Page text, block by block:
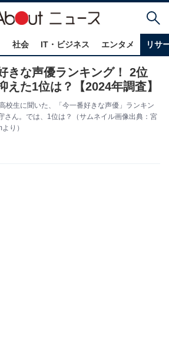
社会 IT・ビジネス エンタメ リサ
きな声優ランキング！ 2位
えた1位は？【2024年調査】
校生に聞いた、「今一番好きな声優」ランキン
さん。では、1位は？（サムネイル画像出典：宮
り）